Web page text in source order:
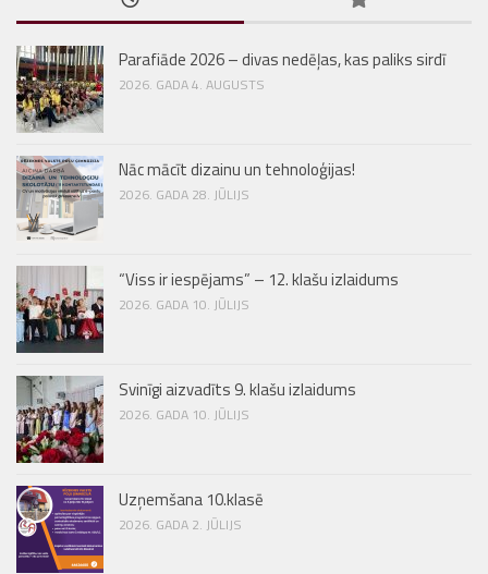
Parafiāde 2026 – divas nedēļas, kas paliks sirdī
2026. GADA 4. AUGUSTS
Nāc mācīt dizainu un tehnoloģijas!
2026. GADA 28. JŪLIJS
“Viss ir iespējams” – 12. klašu izlaidums
2026. GADA 10. JŪLIJS
Svinīgi aizvadīts 9. klašu izlaidums
2026. GADA 10. JŪLIJS
Uzņemšana 10.klasē
2026. GADA 2. JŪLIJS